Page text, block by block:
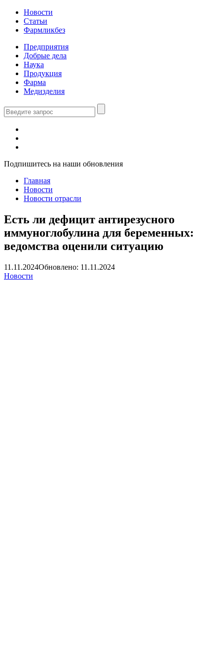
Новости
Статьи
Фармликбез
Предприятия
Добрые дела
Наука
Продукция
Фарма
Медизделия
Подпишитесь на наши обновления
Главная
Новости
Новости отрасли
Есть ли дефицит антирезусного
иммуноглобулина для беременных:
ведомства оценили ситуацию
11.11.2024Обновлено: 11.11.2024
Новости